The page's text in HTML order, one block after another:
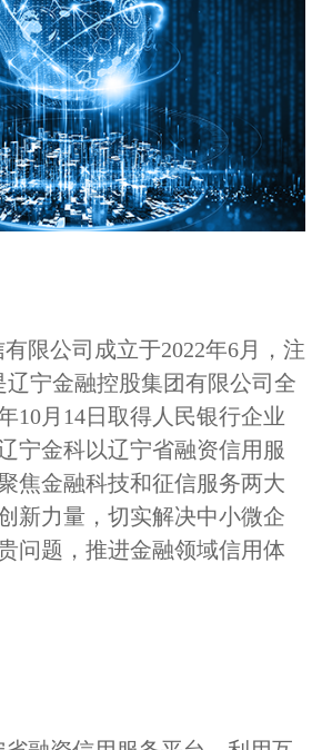
限公司成立于2022年6月，注
辽宁金融控股集团有限公司全
10月14日取得人民银行企业
宁金科以辽宁省融资信用服
焦金融科技和征信服务两大
新力量，切实解决中小微企
问题，推进金融领域信用体